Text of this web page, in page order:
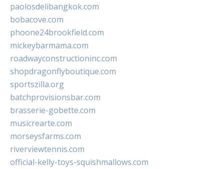
paolosdelibangkok.com
bobacove.com
phoone24brookfield.com
mickeybarmama.com
roadwayconstructioninc.com
shopdragonflyboutique.com
sportszilla.org
batchprovisionsbar.com
brasserie-gobette.com
musicrearte.com
morseysfarms.com
riverviewtennis.com
official-kelly-toys-squishmallows.com